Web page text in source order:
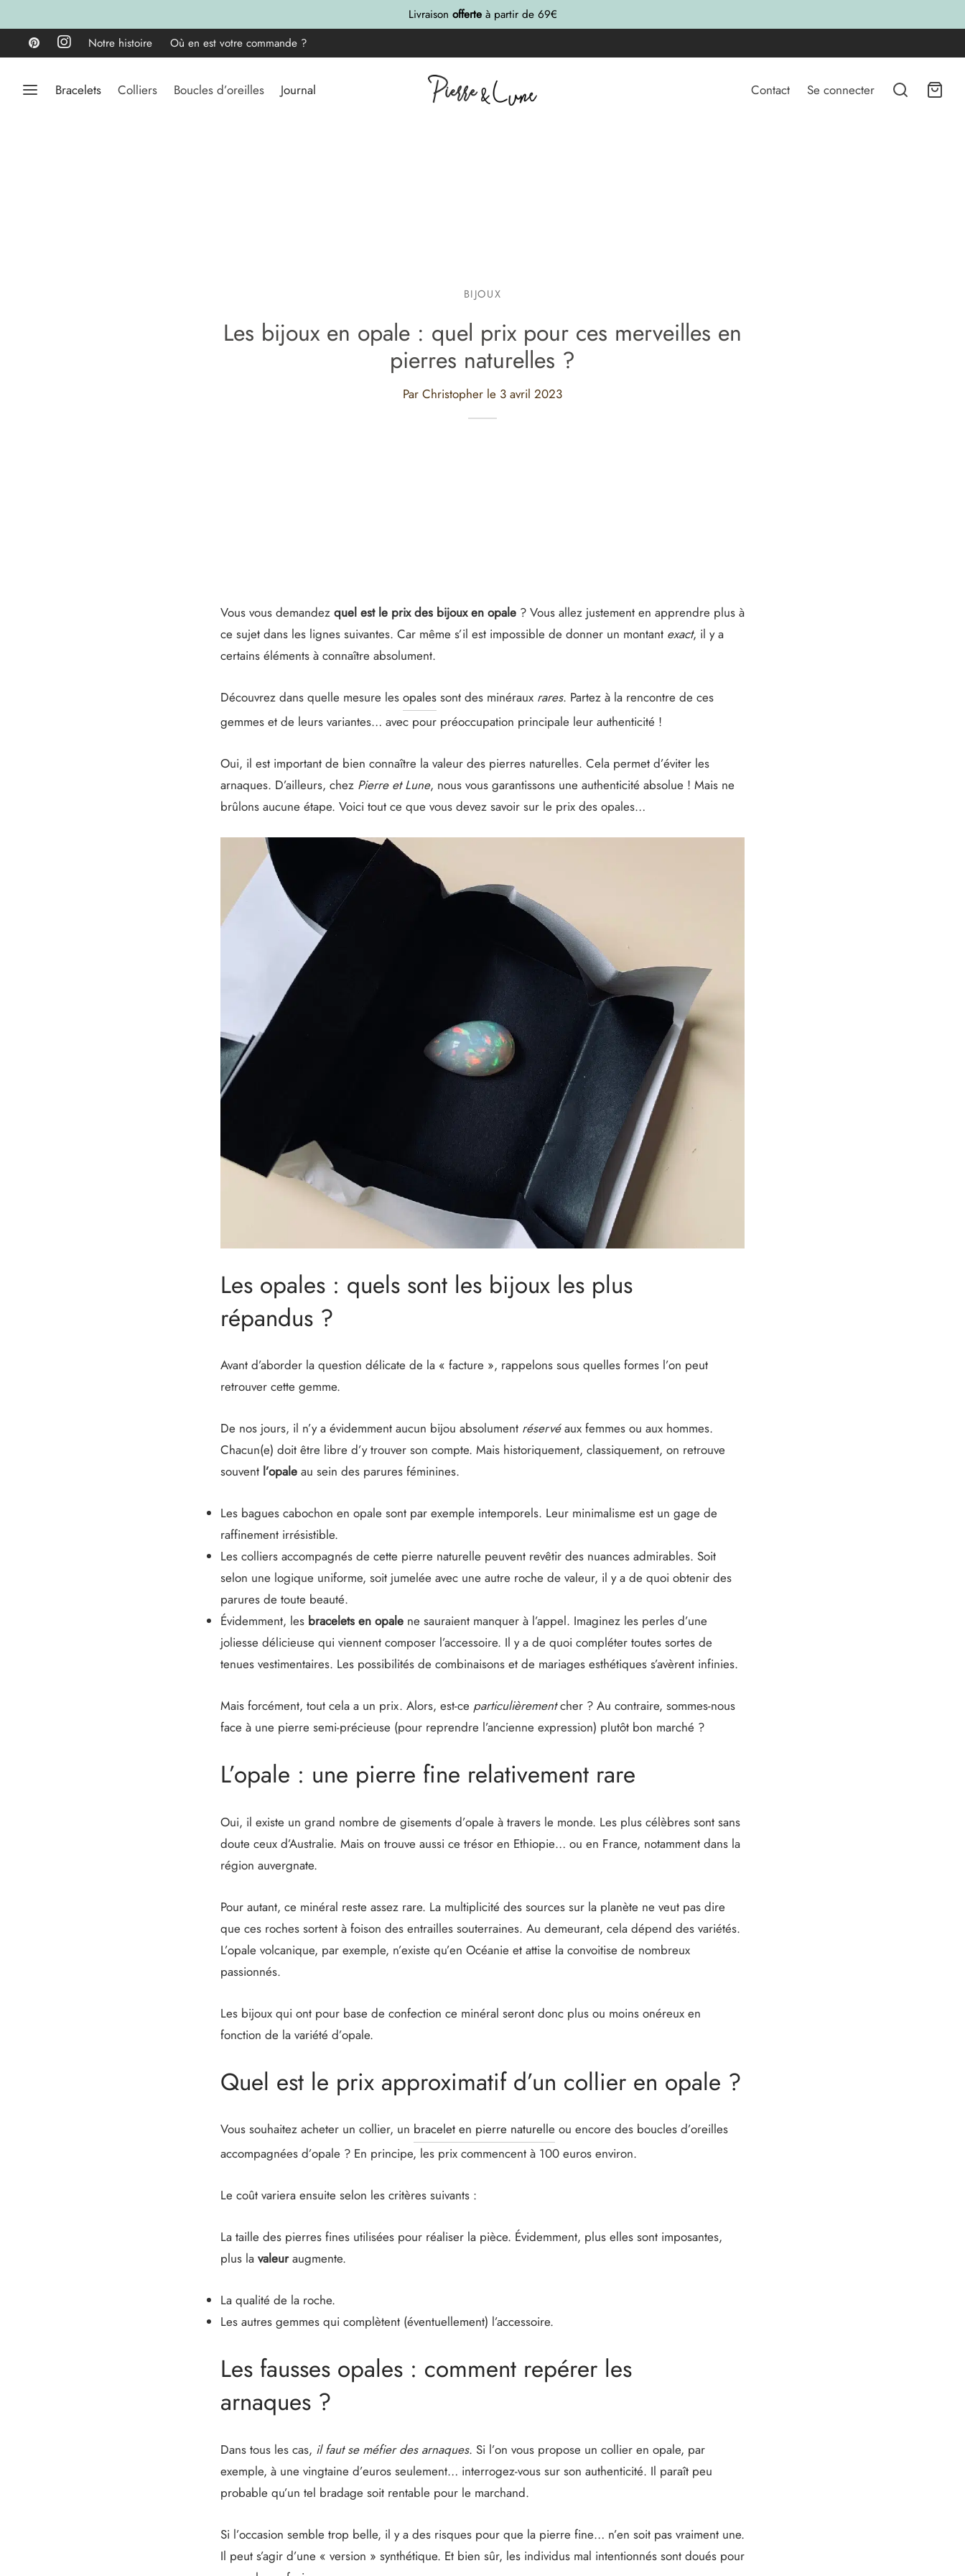
Livraison offerteà partir de 69€
Notre histoire
Où en est votre commande ?
Bracelets Colliers Boucles d’oreilles Journal Contact Se connecter
BIJOUX
Les bijoux en opale : quel prix pour ces merveilles en
pierres naturelles ?
Par Christopher le 3 avril 2023
Vous vous demandez quel est le prix des bijoux en opale ? Vous allez justement en apprendre plus à
ce sujet dans les lignes suivantes. Car même s’il est impossible de donner un montant exact, il y a
certains éléments à connaître absolument.
Découvrez dans quelle mesure les opales sont des minéraux rares. Partez à la rencontre de ces
gemmes et de leurs variantes… avec pour préoccupation principale leur authenticité !
Oui, il est important de bien connaître la valeur des pierres naturelles. Cela permet d’éviter les
arnaques. D’ailleurs, chez Pierre et Lune, nous vous garantissons une authenticité absolue ! Mais ne
brûlons aucune étape. Voici tout ce que vous devez savoir sur le prix des opales…
Les opales : quels sont les bijoux les plus
répandus ?
Avant d’aborder la question délicate de la « facture », rappelons sous quelles formes l’on peut
retrouver cette gemme.
De nos jours, il n’y a évidemment aucun bijou absolument réservéaux femmes ou aux hommes.
Chacun(e) doit être libre d’y trouver son compte. Mais historiquement, classiquement, on retrouve
souvent l’opale au sein des parures féminines.
Les bagues cabochon en opale sont par exemple intemporels. Leur minimalisme est un gage de
raffinement irrésistible.
Les colliers accompagnés de cette pierre naturelle peuvent revêtir des nuances admirables. Soit
selon une logique uniforme, soit jumelée avec une autre roche de valeur, il y a de quoi obtenir des
parures de toute beauté.
Évidemment, les bracelets en opale ne sauraient manquer à l’appel. Imaginez les perles d’une
joliesse délicieuse qui viennent composer l’accessoire. Il y a de quoi compléter toutes sortes de
tenues vestimentaires. Les possibilités de combinaisons et de mariages esthétiques s’avèrent infinies.
Mais forcément, tout cela a un prix. Alors, est-ce particulièrementcher ? Au contraire, sommes-nous
face à une pierre semi-précieuse (pour reprendre l’ancienne expression) plutôt bon marché ?
L’opale : une pierre fine relativement rare
Oui, il existe un grand nombre de gisements d’opale à travers le monde. Les plus célèbres sont sans
doute ceux d’Australie. Mais on trouve aussi ce trésor en Ethiopie… ou en France, notamment dans la
région auvergnate.
Pour autant, ce minéral reste assez rare. La multiplicité des sources sur la planète ne veut pas dire
que ces roches sortent à foison des entrailles souterraines. Au demeurant, cela dépend des variétés.
L’opale volcanique, par exemple, n’existe qu’en Océanie et attise la convoitise de nombreux
passionnés.
Les bijoux qui ont pour base de confection ce minéral seront donc plus ou moins onéreux en
fonction de la variété d’opale.
Quel est le prix approximatif d’un collier en opale ?
Vous souhaitez acheter un collier, un bracelet en pierre naturelle ou encore des boucles d’oreilles
accompagnées d’opale ? En principe, les prix commencent à 100 euros environ.
Le coût variera ensuite selon les critères suivants :
La taille des pierres fines utilisées pour réaliser la pièce. Évidemment, plus elles sont imposantes,
plus la valeuraugmente.
La qualité de la roche.
Les autres gemmes qui complètent (éventuellement) l’accessoire.
Les fausses opales : comment repérer les
arnaques ?
Dans tous les cas, il faut se méfier des arnaques. Si l’on vous propose un collier en opale, par
exemple, à une vingtaine d’euros seulement… interrogez-vous sur son authenticité. Il paraît peu
probable qu’un tel bradage soit rentable pour le marchand.
Si l’occasion semble trop belle, il y a des risques pour que la pierre fine… n’en soit pas vraiment une.
Il peut s’agir d’une « version » synthétique. Et bien sûr, les individus mal intentionnés sont doués pour